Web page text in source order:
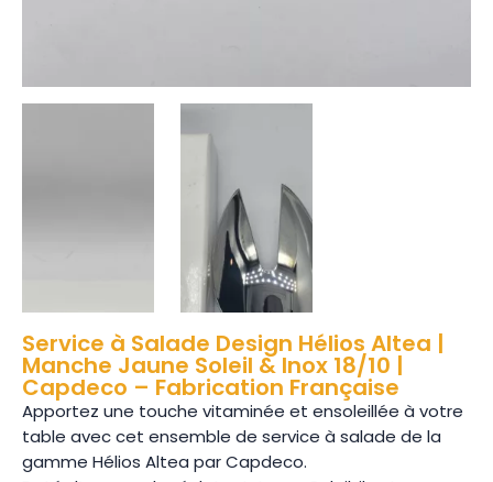
Service à Salade Design Hélios Altea |
Manche Jaune Soleil & Inox 18/10 |
Capdeco – Fabrication Française
Apportez une touche vitaminée et ensoleillée à votre
table avec cet ensemble de service à salade de la
gamme Hélios Altea par Capdeco.